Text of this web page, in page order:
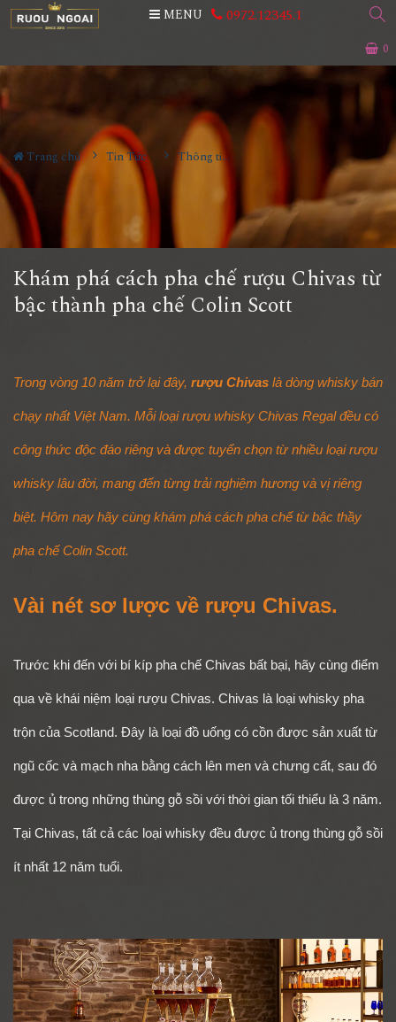
0
MENU 0972.12345.1
Trang chủ Tin Tức Thông tin Rượu ngoại
Khám phá cách pha chế rượu Chivas từ
bậc thành pha chế Colin Scott
Trong vòng 10 năm trở lại đây, rượu Chivas là dòng whisky bán
chạy nhất Việt Nam. Mỗi loại rượu whisky Chivas Regal đều có
công thức độc đáo riêng và được tuyển chọn từ nhiều loại rượu
whisky lâu đời, mang đến từng trải nghiệm hương và vị riêng
biệt. Hôm nay hãy cùng khám phá cách pha chế từ bậc thầy
pha chế Colin Scott.
Vài nét sơ lược về rượu Chivas.
Trước khi đến với bí kíp pha chế Chivas bất bại, hãy cùng điểm
qua về khái niệm loại rượu Chivas. Chivas là loại whisky pha
trộn của Scotland. Đây là loại đồ uống có cồn được sản xuất từ
ngũ cốc và mạch nha bằng cách lên men và chưng cất, sau đó
được ủ trong những thùng gỗ sồi với thời gian tối thiểu là 3 năm.
Tại Chivas, tất cả các loại whisky đều được ủ trong thùng gỗ sồi
ít nhất 12 năm tuổi.